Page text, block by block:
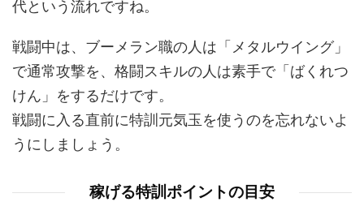
代という流れですね。
戦闘中は、ブーメラン職の人は「メタルウイング」
で通常攻撃を、格闘スキルの人は素手で「ばくれつ
けん」をするだけです。
戦闘に入る直前に特訓元気玉を使うのを忘れないよ
うにしましょう。
稼げる特訓ポイントの目安